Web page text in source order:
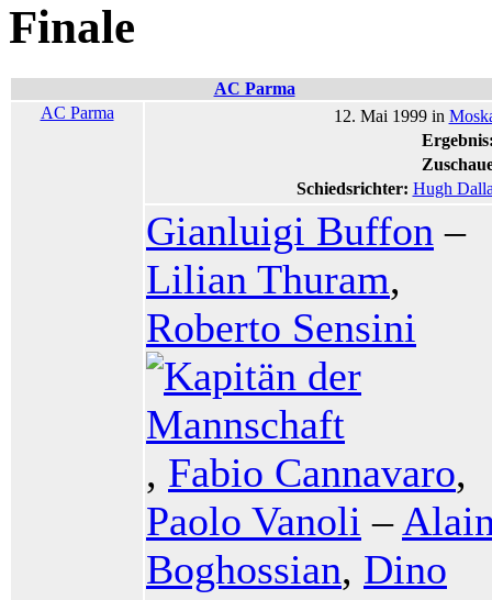
Finale
AC Parma
AC Parma
12. Mai 1999 in
Schiedsrichter: Hugh
Gianluigi Buffon –
Lilian Thuram,
Roberto Sensini
, Fabio Cannavaro,
Paolo Vanoli –
Boghossian, Dino